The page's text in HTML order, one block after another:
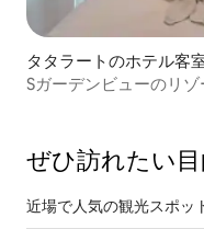
タタラートのホテル客
Sガーデンビューのリ
ぜひ訪⁠れ⁠た⁠い
近場で人気の観光スポッ